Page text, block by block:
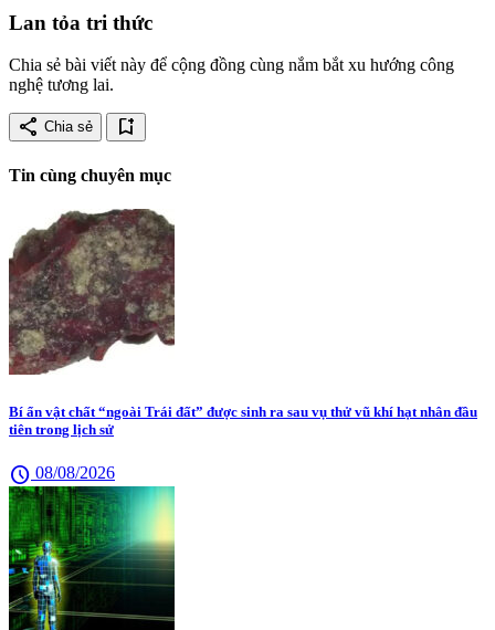
Lan tỏa tri thức
Chia sẻ bài viết này để cộng đồng cùng nắm bắt xu hướng công
nghệ tương lai.
share Chia sẻ bookmark_add
Tin cùng chuyên mục
Bí ẩn vật chất “ngoài Trái đất” được sinh ra sau vụ thử vũ khí hạt nhân đầu
tiên trong lịch sử
schedule 08/08/2026